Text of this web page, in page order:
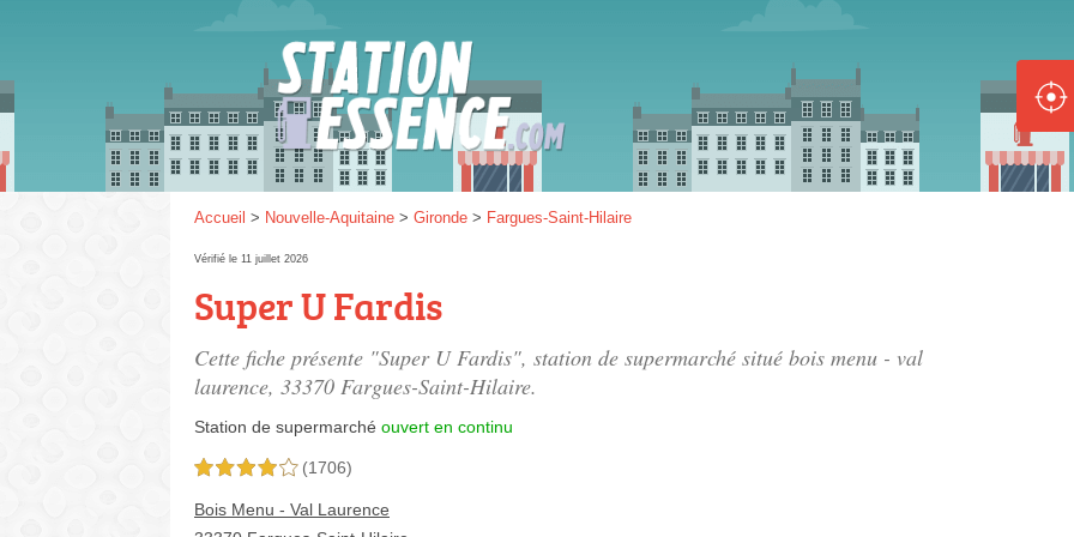
Accueil > Nouvelle-Aquitaine > Gironde > Fargues-Saint-Hilaire
Vérifié le 11 juillet 2026
Super U Fardis
Cette fiche présente "Super U Fardis", station de supermarché situé bois menu - val
laurence, 33370 Fargues-Saint-Hilaire.
Station de supermarché ouvert en continu
4,0 étoiles sur 5 (1706)
Bois Menu - Val Laurence
Gazole :
Disponible Épuisé
SP 98 :
Disponible Épuisé